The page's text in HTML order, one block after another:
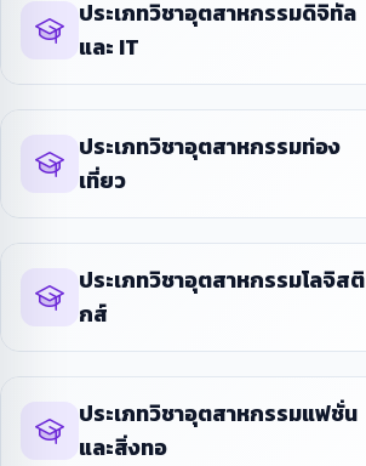
ประเภทวิชาอุตสาหกรรมดิจิทัล
และ IT
ประเภทวิชาอุตสาหกรรมท่อง
เที่ยว
ประเภทวิชาอุตสาหกรรมโลจิสติ
กส์
ประเภทวิชาอุตสาหกรรมแฟชั่น
และสิ่งทอ